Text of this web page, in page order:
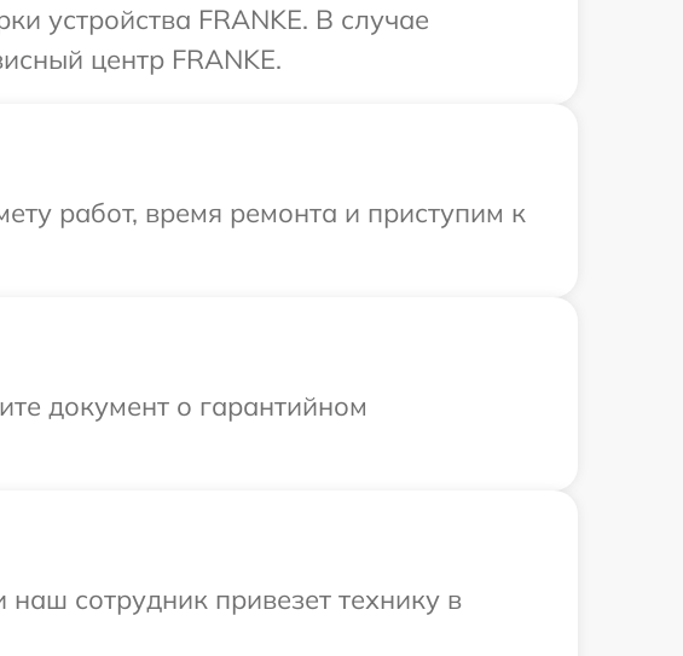
устройства FRANKE. В случае
центр FRANKE.
работ, время ремонта и приступим к
документ о гарантийном
сотрудник привезет технику в